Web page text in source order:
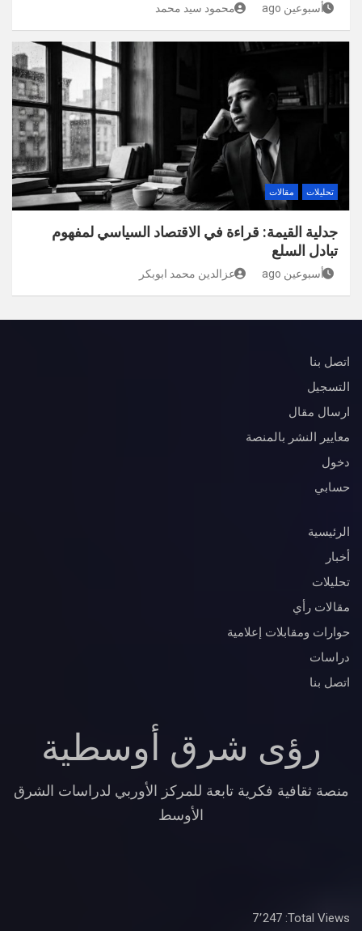
أسبوعين ago محمود سيد محمد
تحليلات مقالات
جدلية القيمة: قراءة في الاقتصاد السياسي لمفهوم
تبادل السلع
أسبوعين ago عزالدين محمد ابوبكر
اتصل بنا
التسجيل
ارسال مقال
معايير النشر بالمنصة
دخول
حسابي
الرئيسية
أخبار
تحليلات
مقالات رأي
حوارات ومقابلات إعلامية
دراسات
اتصل بنا
رؤى شرق أوسطية
منصة ثقافية فكرية تابعة للمركز الأوربي لدراسات الشرق
الأوسط
Total Views: 7٬247